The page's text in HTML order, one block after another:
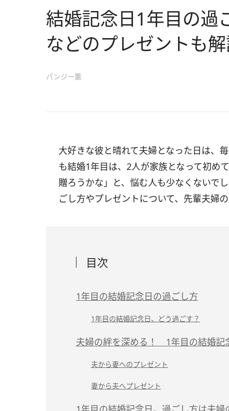
結婚記念日1年目の
などのプレゼントも
パンジー薫
大好きな彼と晴れて夫婦となった日は、
も結婚1年目は、2人が家族となって初め
贈ろうかな」と、悩む人も少なくないで
ごし方やプレゼントについて、先輩夫婦の
目次
1年目の結婚記念日の過ごし方
1年目の結婚記念日、どう過ごす？
夫婦の絆を深める！ 1年目の結婚記
夫から妻へのプレゼント
妻から夫へプレゼント